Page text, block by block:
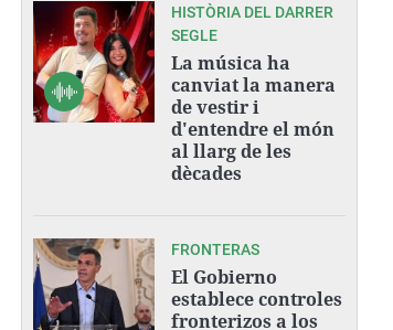
HISTÒRIA DEL DARRER
SEGLE
La música ha
canviat la manera
de vestir i
d'entendre el món
al llarg de les
dècades
FRONTERAS
El Gobierno
establece controles
fronterizos a los